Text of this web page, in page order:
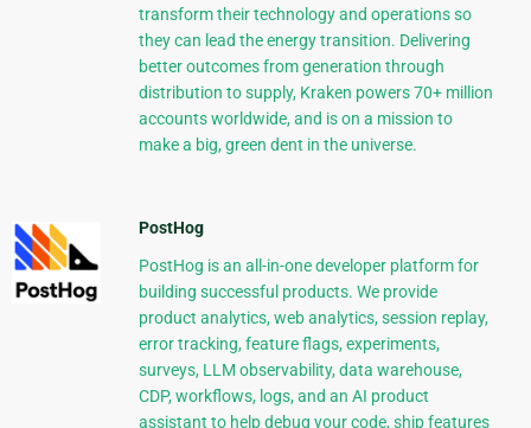
transform their technology and operations so
they can lead the energy transition. Delivering
better outcomes from generation through
distribution to supply, Kraken powers 70+ million
accounts worldwide, and is on a mission to
make a big, green dent in the universe.
PostHog
PostHog is an all-in-one developer platform for
building successful products. We provide
product analytics, web analytics, session replay,
error tracking, feature flags, experiments,
surveys, LLM observability, data warehouse,
CDP, workflows, logs, and an AI product
assistant to help debug your code, ship features